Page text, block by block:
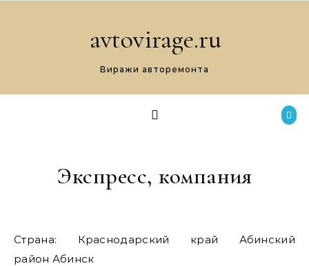
avtovirage.ru
Виражи авторемонта
Экспресс, компания
Страна: Краснодарский край Абинский
район Абинск